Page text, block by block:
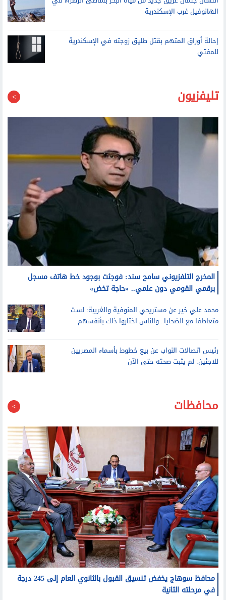
انتشال جثمان غريق جديد من مياه البحر بشاطئ الزهراء في
الهانوفيل غرب الإسكندرية
إحالة أوراق المتهم بقتل طليق زوجته في الإسكندرية
للمفتي
تليفزيون
المخرج التلفزيوني سامح سند: فوجئت بوجود خط هاتف مسجل
برقمي القومي دون علمي.. «حاجة تخض»
محمد علي خير عن مستريحي المنوفية والغربية: لست
متعاطفا مع الضحايا.. والناس اختاروا ذلك بأنفسهم
رئيس اتصالات النواب عن بيع خطوط بأسماء المصريين
للاجئين: لم يثبت صحته حتى الآن
محافظات
محافظ سوهاج يخفض تنسيق القبول بالثانوي العام إلى 245 درجة
في مرحلته الثانية